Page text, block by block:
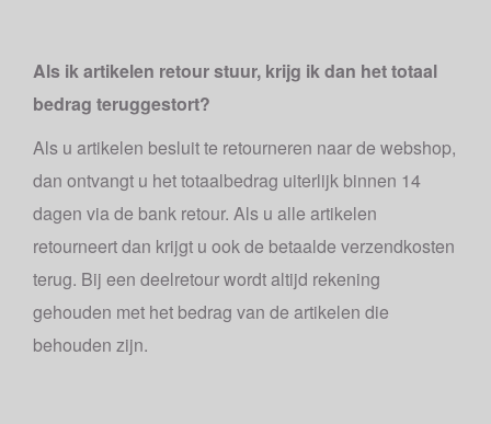
Als ik artikelen retour stuur, krijg ik dan het totaal
bedrag teruggestort?
Als u artikelen besluit te retourneren naar de webshop,
dan ontvangt u het totaalbedrag uiterlijk binnen 14
dagen via de bank retour. Als u alle artikelen
retourneert dan krijgt u ook de betaalde verzendkosten
terug. Bij een deelretour wordt altijd rekening
gehouden met het bedrag van de artikelen die
behouden zijn.